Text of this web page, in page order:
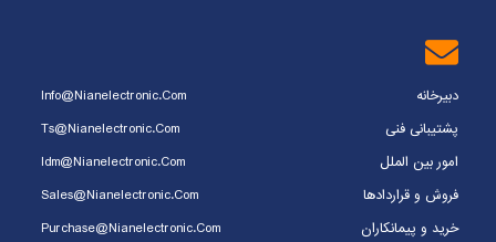
دبیرخانه
Info@nianelectronic.com
پشتیبانی فنی
Ts@nianelectronic.com
امور بین الملل
Idm@nianelectronic.com
فروش و قراردادها
Sales@nianelectronic.com
خرید و پیمانکاران
Purchase@nianelectronic.com